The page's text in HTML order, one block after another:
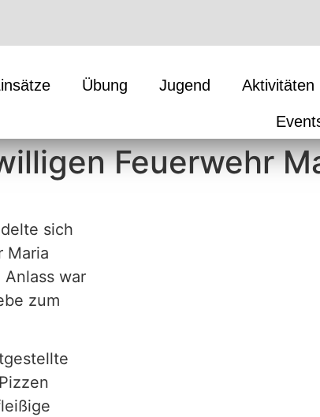
Übung Jugend Aktivitäten
Feuerwehr
sich
Maria
war
zum